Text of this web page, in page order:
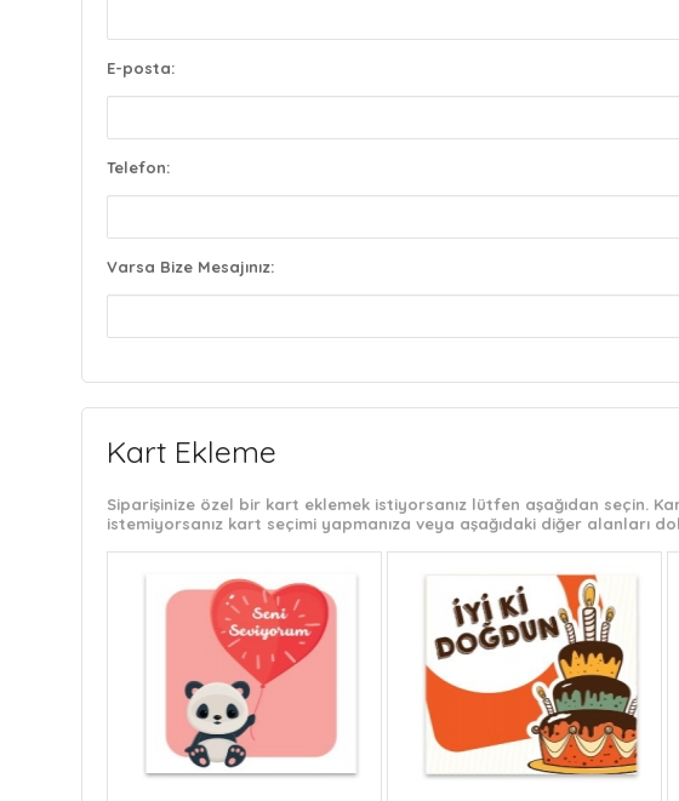
E-posta:
Telefon:
Varsa Bize Mesajınız:
Kart Ekleme
Siparişinize özel bir kart eklemek istiyorsanız lütfen aşağıdan seçin.
istemiyorsanız kart seçimi yapmanıza veya aşağıdaki diğer alanları